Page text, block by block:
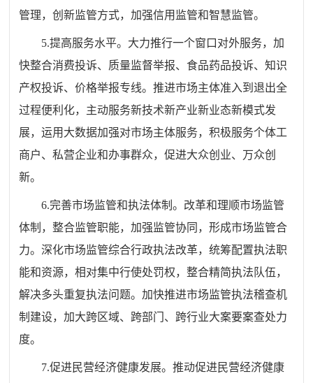
管理，创新监管方式，加强信用监管和智慧监管。
5.提高服务水平。大力推行一个窗口对外服务，加
快整合消费投诉、质量监督举报、食品药品投诉、知识
产权投诉、价格举报专线。推进市场主体准入到退出全
过程便利化，主动服务新技术新产业新业态新模式发
展，运用大数据加强对市场主体服务，积极服务个体工
商户、私营企业和办事群众，促进大众创业、万众创
新。
6.完善市场监管和执法体制。改革和理顺市场监管
体制，整合监管职能，加强监管协同，形成市场监管合
力。深化市场监管综合行政执法改革，统筹配置执法职
能和资源，相对集中行使处罚权，整合精简执法队伍，
解决多头重复执法问题。加快推进市场监管执法稽查机
制建设，加大跨区域、跨部门、跨行业大案要案查处力
度。
7.促进民营经济健康发展。推动促进民营经济健康